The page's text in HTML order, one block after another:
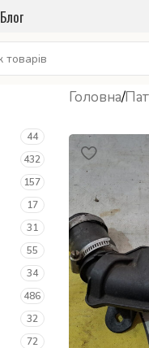
Блог
44
432
157
17
31
55
34
486
32
72
Головна/